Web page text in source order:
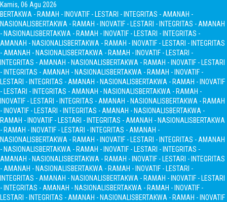
Kamis, 06 Agu 2026
BERTAKWA - RAMAH - INOVATIF - LESTARI - INTEGRITAS - AMANAH -
NASIONALISBERTAKWA - RAMAH - INOVATIF - LESTARI - INTEGRITAS - AMANAH
- NASIONALISBERTAKWA - RAMAH - INOVATIF - LESTARI - INTEGRITAS -
AMANAH - NASIONALISBERTAKWA - RAMAH - INOVATIF - LESTARI - INTEGRITAS
- AMANAH - NASIONALISBERTAKWA - RAMAH - INOVATIF - LESTARI -
INTEGRITAS - AMANAH - NASIONALISBERTAKWA - RAMAH - INOVATIF - LESTARI
- INTEGRITAS - AMANAH - NASIONALISBERTAKWA - RAMAH - INOVATIF -
LESTARI - INTEGRITAS - AMANAH - NASIONALISBERTAKWA - RAMAH - INOVATIF
- LESTARI - INTEGRITAS - AMANAH - NASIONALISBERTAKWA - RAMAH -
INOVATIF - LESTARI - INTEGRITAS - AMANAH - NASIONALISBERTAKWA - RAMAH
- INOVATIF - LESTARI - INTEGRITAS - AMANAH - NASIONALISBERTAKWA -
RAMAH - INOVATIF - LESTARI - INTEGRITAS - AMANAH - NASIONALISBERTAKWA
- RAMAH - INOVATIF - LESTARI - INTEGRITAS - AMANAH -
NASIONALISBERTAKWA - RAMAH - INOVATIF - LESTARI - INTEGRITAS - AMANAH
- NASIONALISBERTAKWA - RAMAH - INOVATIF - LESTARI - INTEGRITAS -
AMANAH - NASIONALISBERTAKWA - RAMAH - INOVATIF - LESTARI - INTEGRITAS
- AMANAH - NASIONALISBERTAKWA - RAMAH - INOVATIF - LESTARI -
INTEGRITAS - AMANAH - NASIONALISBERTAKWA - RAMAH - INOVATIF - LESTARI
- INTEGRITAS - AMANAH - NASIONALISBERTAKWA - RAMAH - INOVATIF -
LESTARI - INTEGRITAS - AMANAH - NASIONALISBERTAKWA - RAMAH - INOVATIF